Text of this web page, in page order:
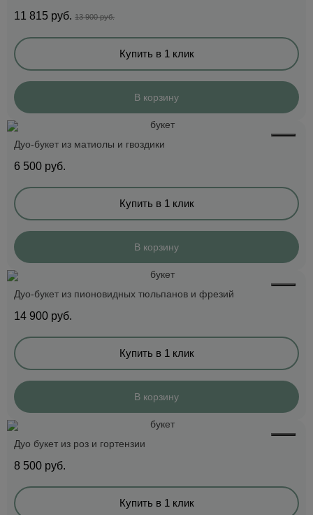
11 815 руб. 13 900 руб.
Купить в 1 клик
В корзину
Дуо-букет из матиолы и гвоздики
6 500 руб.
Купить в 1 клик
В корзину
Дуо-букет из пионовидных тюльпанов и фрезий
14 900 руб.
Купить в 1 клик
В корзину
Дуо букет из роз и гортензии
8 500 руб.
Купить в 1 клик